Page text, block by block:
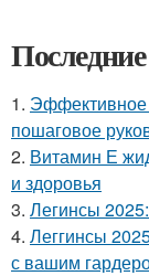
1. Эффективное
пошаговое
2. Витамин Е
и здоровья
3. Легинсы
4. Леггинсы
с вашим